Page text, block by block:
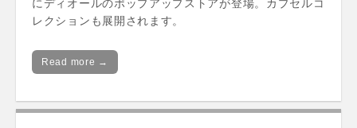
にディオールのポップアップストアが登場。カプセルコ
レクションも展開されます。
Read more →